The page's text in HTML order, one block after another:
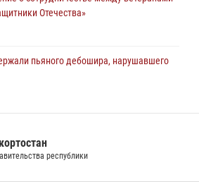
Отечества»
пьяного дебошира, нарушавшего
республики